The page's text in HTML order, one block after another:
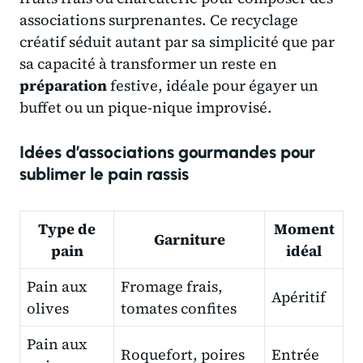
associations surprenantes. Ce recyclage
créatif séduit autant par sa simplicité que par
sa capacité à transformer un reste en
préparationfestive, idéale pour égayer un
buffet ou un pique-nique improvisé.
Idées d’associations gourmandes pour
sublimer le pain rassis
Type de
pain
Garniture
Moment
idéal
Pain aux
olives
Fromage frais,
tomates confites
Apéritif
Pain aux
Roquefort, poires Entrée